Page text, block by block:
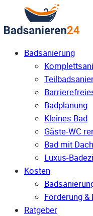
Badsanierung
Badplanung
Kleines Bad
Gäste-WC
Bad mit
Luxus-
Kosten
Förderung
Ratgeber